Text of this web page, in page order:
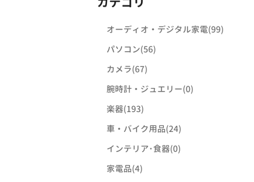
オーディオ・デジタル家電(99)
パソコン(56)
カメラ(67)
腕時計・ジュエリー(0)
楽器(193)
車・バイク用品(24)
インテリア･食器(0)
家電品(4)